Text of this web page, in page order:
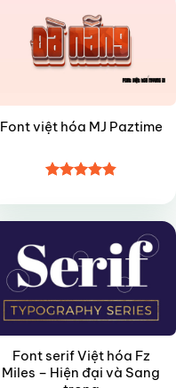
Font việt hóa MJ Paztime
hạng4.85
5 sao
Font serif Việt hóa Fz
Miles – Hiện đại và Sang